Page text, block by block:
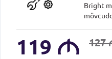
Bright
119 M 127